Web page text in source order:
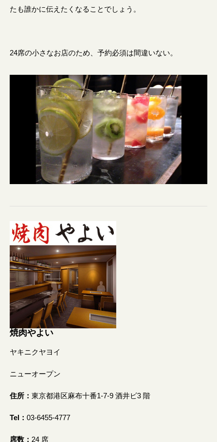
たも誰かに伝えたくなることでしょう。
24席の小さなお店のため、予約必須は間違いない。
焼肉やよい
ヤキニクヤヨイ
ニューオープン
住所： 東京都港区麻布十番1-7-9 酒井ビ3 階
Tel ： 03-6455-4777
席数： 24 席